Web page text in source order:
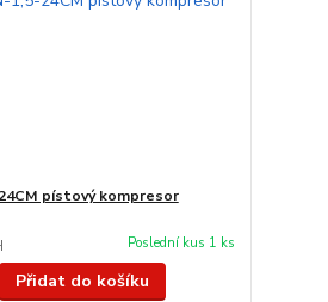
pístový kompresor
Poslední kus 1 ks
Přidat do košíku